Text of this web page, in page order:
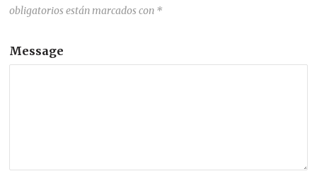
obligatorios están marcados con *
Message